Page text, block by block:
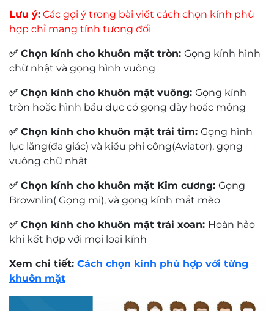
liệu được sử dụng trong ngành hàng không và y tế,
nhờ tính an toàn, chống dị ứng và độ ổn định cao.
Khi kết hợp với kỹ thuật hoàn thiện tỉ mỉ của Ziozia,
từng chi tiết gọng được gia công sắc sảo, tạo nên vẻ
ngoài tinh tế, chắc chắn nhưng vô cùng nhẹ nhàng
Thiết kếđa giác phá cáchmang đến cho Ziozia
KZCTT9025_C2.C
vàng ánh kim tạo cảm giác sang trọng và tinh tế,
phù hợp cho cả nam và nữ yêu thích sự thanh lịch.
Phần
đệm mũi điều chỉnh linh hoạt
giúp gọng ôm
sát khuôn mặt, dễ dàng tùy chỉnh theo từng dáng
mũi để đảm bảo cảm giác thoải mái và cố định chắc
chắn khi sử dụng.
4️⃣ Ưu điểm & lợi ích khi sử dụng
Lưu ý: Các gợi ý trong bài viết cách chọn kính phù
hợp chỉ mang tính tương đối
✅ Chọn kính cho khuôn mặt tròn: Gọng kính hình
chữ nhật và gọng hình vuông
✅ Chọn kính cho khuôn mặt vuông: Gọng kính
tròn hoặc hình bầu dục có gọng dày hoặc mỏng
✅ Chọn kính cho khuôn mặt trái tim: Gọng hình
lục lăng(đa giác) và kiểu phi công(Aviator), gọng
vuông chữ nhật
✅ Chọn kính cho khuôn mặt Kim cương: Gọng
Brownlin( Gọng mi), và gọng kính mắt mèo
✅ Chọn kính cho khuôn mặt trái xoan: Hoàn hảo
khi kết hợp với mọi loại kính
Xem chi tiết: Cách chọn kính phù hợp với từng
khuôn mặt